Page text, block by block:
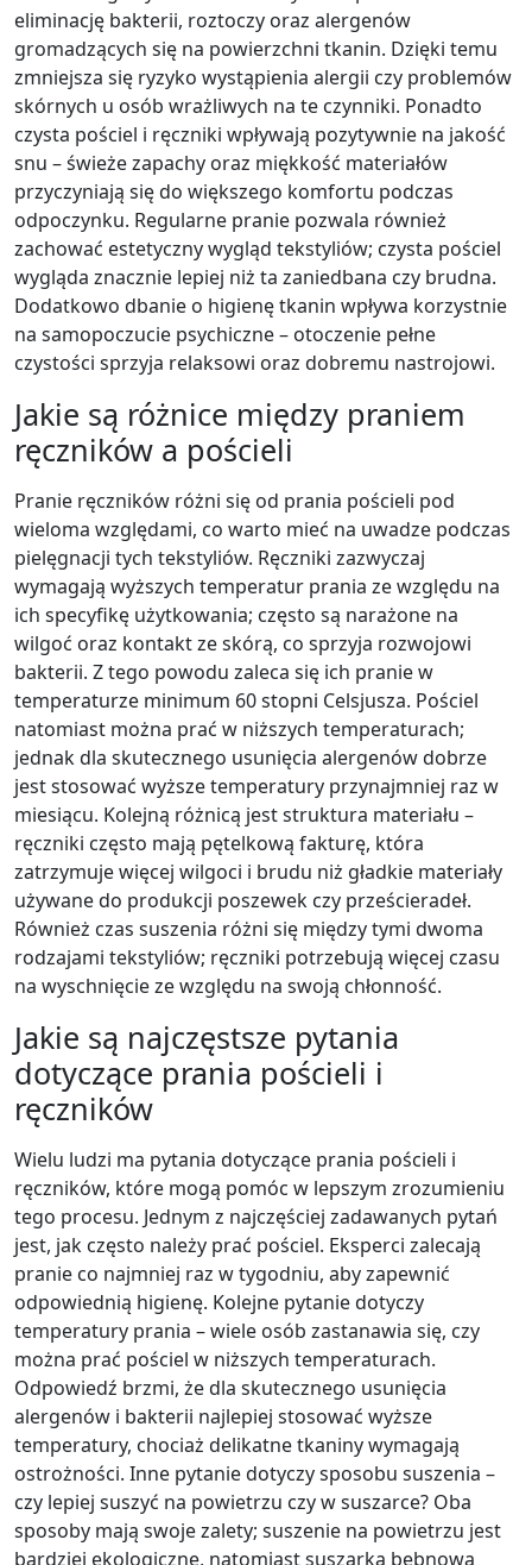
eliminację bakterii, roztoczy oraz alergenów
gromadzących się na powierzchni tkanin. Dzięki temu
zmniejsza się ryzyko wystąpienia alergii czy problemów
skórnych u osób wrażliwych na te czynniki. Ponadto
czysta pościel i ręczniki wpływają pozytywnie na jakość
snu – świeże zapachy oraz miękkość materiałów
przyczyniają się do większego komfortu podczas
odpoczynku. Regularne pranie pozwala również
zachować estetyczny wygląd tekstyliów; czysta pościel
wygląda znacznie lepiej niż ta zaniedbana czy brudna.
Dodatkowo dbanie o higienę tkanin wpływa korzystnie
na samopoczucie psychiczne – otoczenie pełne
czystości sprzyja relaksowi oraz dobremu nastrojowi.
Jakie są różnice między praniem
ręczników a pościeli
Pranie ręczników różni się od prania pościeli pod
wieloma względami, co warto mieć na uwadze podczas
pielęgnacji tych tekstyliów. Ręczniki zazwyczaj
wymagają wyższych temperatur prania ze względu na
ich specyfikę użytkowania; często są narażone na
wilgoć oraz kontakt ze skórą, co sprzyja rozwojowi
bakterii. Z tego powodu zaleca się ich pranie w
temperaturze minimum 60 stopni Celsjusza. Pościel
natomiast można prać w niższych temperaturach;
jednak dla skutecznego usunięcia alergenów dobrze
jest stosować wyższe temperatury przynajmniej raz w
miesiącu. Kolejną różnicą jest struktura materiału –
ręczniki często mają pętelkową fakturę, która
zatrzymuje więcej wilgoci i brudu niż gładkie materiały
używane do produkcji poszewek czy prześcieradeł.
Również czas suszenia różni się między tymi dwoma
rodzajami tekstyliów; ręczniki potrzebują więcej czasu
na wyschnięcie ze względu na swoją chłonność.
Jakie są najczęstsze pytania
dotyczące prania pościeli i
ręczników
Wielu ludzi ma pytania dotyczące prania pościeli i
ręczników, które mogą pomóc w lepszym zrozumieniu
tego procesu. Jednym z najczęściej zadawanych pytań
jest, jak często należy prać pościel. Eksperci zalecają
pranie co najmniej raz w tygodniu, aby zapewnić
odpowiednią higienę. Kolejne pytanie dotyczy
temperatury prania – wiele osób zastanawia się, czy
można prać pościel w niższych temperaturach.
Odpowiedź brzmi, że dla skutecznego usunięcia
alergenów i bakterii najlepiej stosować wyższe
temperatury, chociaż delikatne tkaniny wymagają
ostrożności. Inne pytanie dotyczy sposobu suszenia –
czy lepiej suszyć na powietrzu czy w suszarce? Oba
sposoby mają swoje zalety; suszenie na powietrzu jest
bardziej ekologiczne, natomiast suszarka bębnowa